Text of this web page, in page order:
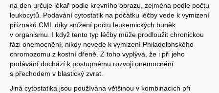
na den určuje lékař podle krevního obrazu, zejména podle počtu
leukocytů. Podávání cytostatik na počátku léčby vede k vymizení
příznaků CML díky snížení počtu leukemických buněk
v organismu. I když tento typ léčby může prodloužit chronickou
fázi onemocnění, nikdy nevede k vymizení Philadelphského
chromozomu z kostní dřeně. Z toho vyplývá, že i při jeho
podávání dochází k postupnému rozvoji onemocnění
s přechodem v blastický zvrat.
Jiná cytostatika jsou používána většinou v kombinacích při